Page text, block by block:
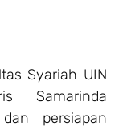
Syariah UIN
Samarinda
persiapan